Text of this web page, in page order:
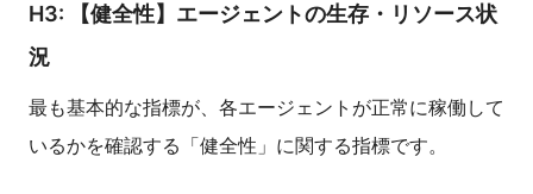
H3: 【健全性】エージェントの生存・リソース状
況
最も基本的な指標が、各エージェントが正常に稼働して
いるかを確認する「健全性」に関する指標です。